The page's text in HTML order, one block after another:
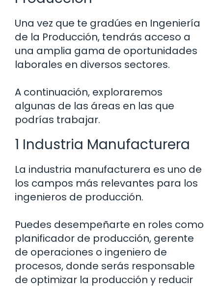
Una vez que te gradúes en Ingeniería
de la Producción, tendrás acceso a
una amplia gama de oportunidades
laborales en diversos sectores.
A continuación, exploraremos
algunas de las áreas en las que
podrías trabajar.
1 Industria Manufacturera
La industria manufacturera es uno de
los campos más relevantes para los
ingenieros de producción.
Puedes desempeñarte en roles como
planificador de producción, gerente
de operaciones o ingeniero de
procesos, donde serás responsable
de optimizar la producción y reducir